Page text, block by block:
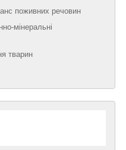
поживних речовин
мінеральні
тварин